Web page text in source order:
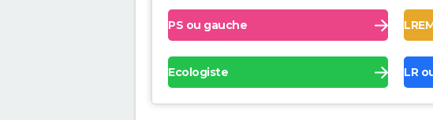
PS ou gauche
Ecologiste LR